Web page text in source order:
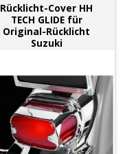
Rücklicht-Cover HH
TECH GLIDE für
Original-Rücklicht
Suzuki